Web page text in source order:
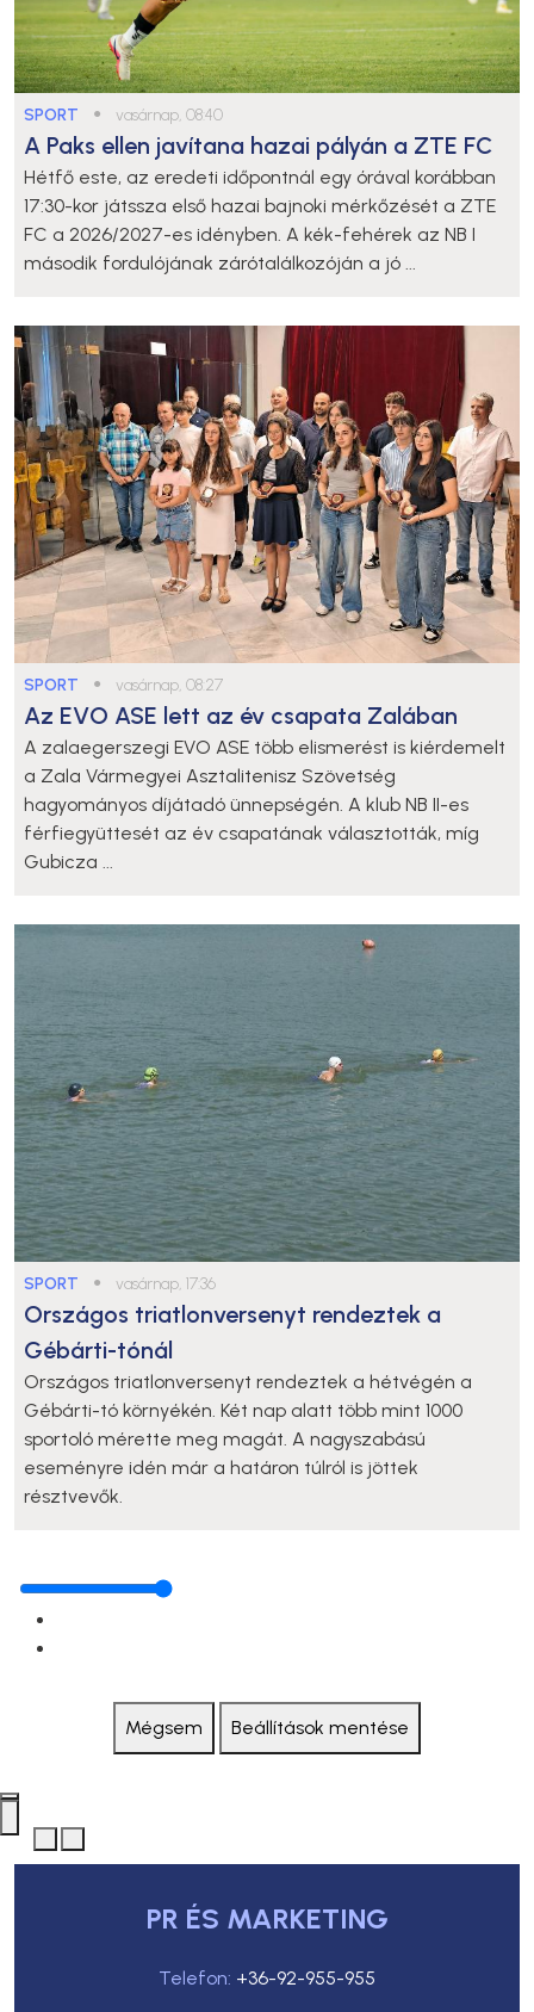
SPORT ● vasárnap, 08:40
A Paks ellen javítana hazai pályán a ZTE FC
Hétfő este, az eredeti időpontnál egy órával korábban
17:30-kor játssza első hazai bajnoki mérkőzését a ZTE
FC a 2026/2027-es idényben. A kék-fehérek az NB I
második fordulójának zárótalálkozóján a jó ...
SPORT ● vasárnap, 08:27
Az EVO ASE lett az év csapata Zalában
A zalaegerszegi EVO ASE több elismerést is kiérdemelt
a Zala Vármegyei Asztalitenisz Szövetség
hagyományos díjátadó ünnepségén. A klub NB II-es
férfiegyüttesét az év csapatának választották, míg
Gubicza ...
SPORT ● vasárnap, 17:36
Országos triatlonversenyt rendeztek a
Gébárti-tónál
Országos triatlonversenyt rendeztek a hétvégén a
Gébárti-tó környékén. Két nap alatt több mint 1000
sportoló mérette meg magát. A nagyszabású
eseményre idén már a határon túlról is jöttek
résztvevők.
Mégsem Beállítások mentése
PR ÉS MARKETING
Telefon: +36-92-955-955